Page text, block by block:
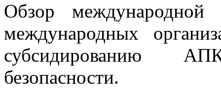
Обзор международной
международных
субсидированию
безопасности.